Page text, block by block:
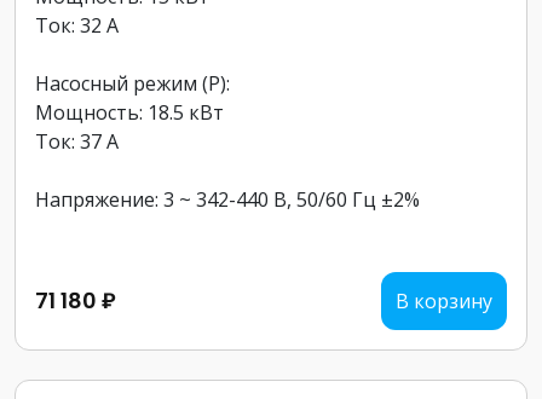
Ток: 32 А
Насосный режим (P):
Мощность: 18.5 кВт
Ток: 37 А
Напряжение: 3 ~ 342-440 В, 50/60 Гц ±2%
71 180 ₽ В корзину